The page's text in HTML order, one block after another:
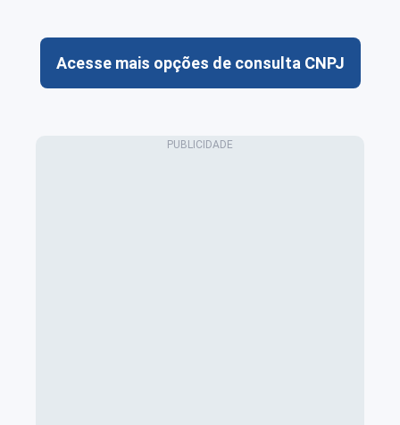
Acesse mais opções de consulta CNPJ